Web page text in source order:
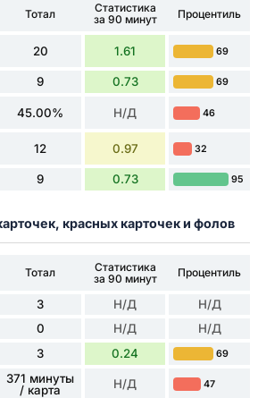
Тотал
Статистика
за 90 минут
Процентиль
20 1.61 69
9 0.73 69
45.00% Н/Д 46
12 0.97 32
9 0.73 95
красных карточек и фолов
Тотал
Статистика
за 90 минут
Процентиль
3 Н/Д Н/Д
0 Н/Д Н/Д
3 0.24 69
371 минуты
/ карта
Н/Д 47